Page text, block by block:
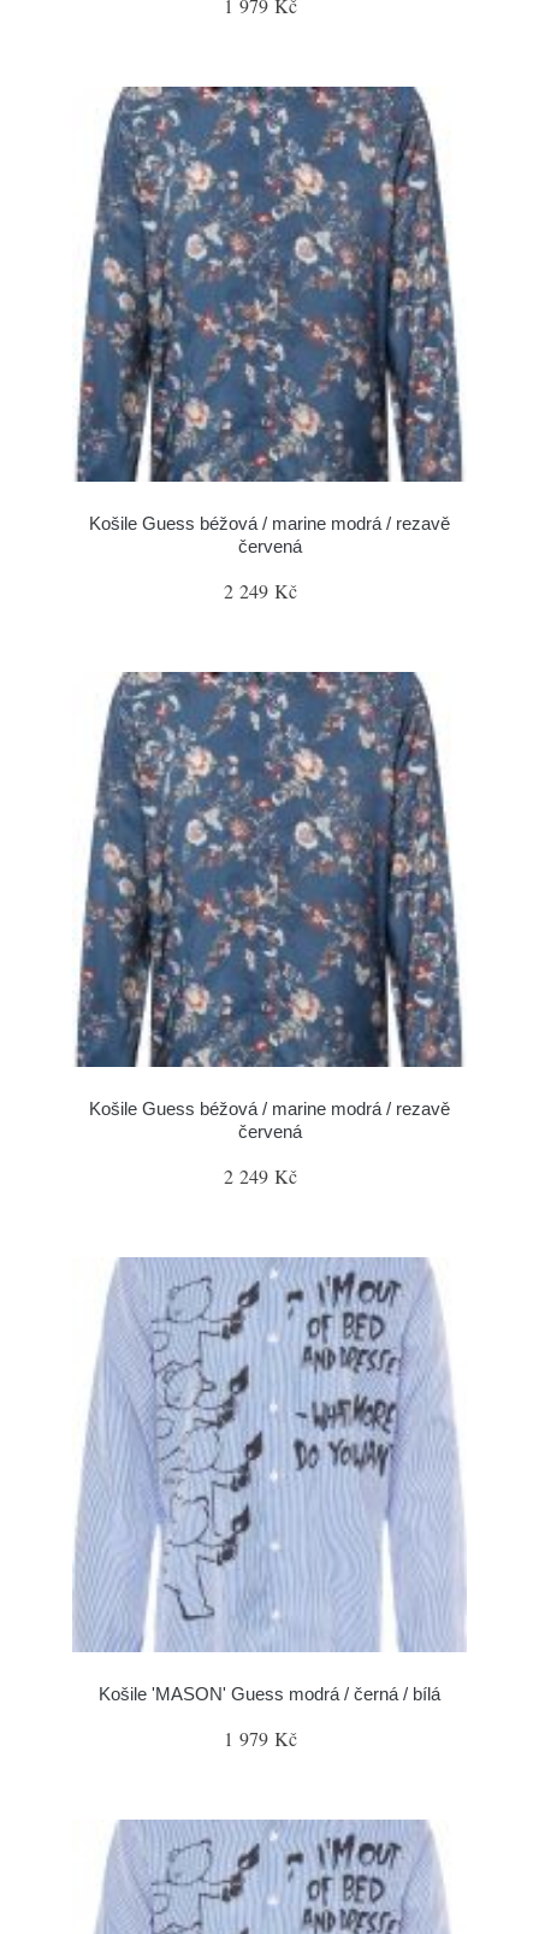
1 979 Kč
Košile Guess béžová / marine modrá / rezavě
červená
2 249 Kč
Košile Guess béžová / marine modrá / rezavě
červená
2 249 Kč
Košile 'MASON' Guess modrá / černá / bílá
1 979 Kč